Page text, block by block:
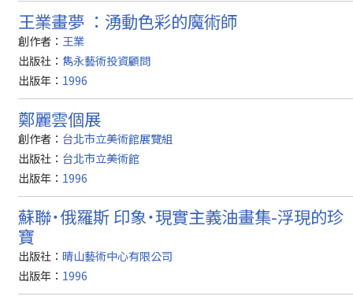
王業畫夢 ：湧動色彩的魔術師
創作者： 王業
出版社： 雋永藝術投資顧問
出版年： 1996
鄭麗雲個展
創作者： 台北市立美術館展覽組
出版社： 台北市立美術館
出版年： 1996
蘇聯˙俄羅斯 印象˙現實主義油畫集-浮現的珍
寶
出版社： 晴山藝術中心有限公司
出版年： 1996